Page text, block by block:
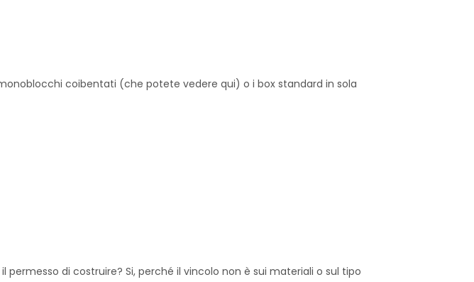
coibentati (che potete vedere qui) o i box standard in sola
di costruire? Si, perché il vincolo non è sui materiali o sul tipo